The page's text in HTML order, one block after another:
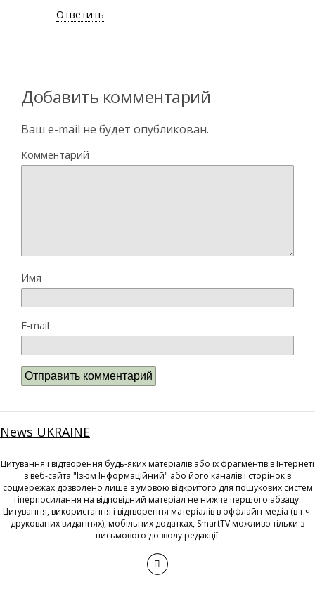
Ответить
Добавить комментарий
Ваш e-mail не будет опубликован.
Комментарий
Имя
E-mail
News UKRAINE
Цитування і відтворення будь-яких матеріалів або їх фрагментів в Інтернеті
з веб-сайта "Ізюм Інформаційний" або його каналів і сторінок в
соцмережах дозволено лише з умовою відкритого для пошукових систем
гіперпосилання на відповідний матеріал не нижче першого абзацу.
Цитування, використання і відтворення матеріалів в оффлайн-медіа (в т.ч.
друкованих виданнях), мобільних додатках, SmartTV можливо тільки з
письмового дозволу редакції.